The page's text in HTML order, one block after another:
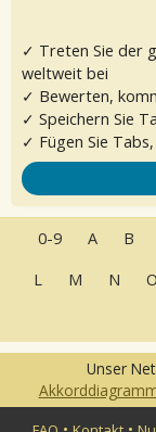
✓ Treten Sie der
weltweit bei
✓ Bewerten,
✓ Speichern Sie
✓ Fügen Sie
0-9 A B
L
M N O
Unser